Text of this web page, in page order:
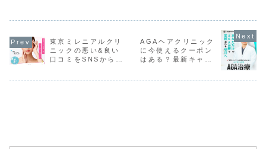
を利用したいけ
は是非読んでみて
くださいね。
の仕組み、全額返
くない方必見の料
金ガイドです
用したいけど、キ
は是非読んでみて
くださいね。
ら湘南美容
ニターを利
い方は是非
みてくださ
東京ミレニアルクリ
ニックの悪い&良い
口コミをSNSから徹
AGAヘアクリニック
に今使えるクーポン
はある？最新キャン